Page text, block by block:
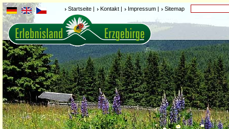
Startseite | Kontakt | Impressum | Sitemap